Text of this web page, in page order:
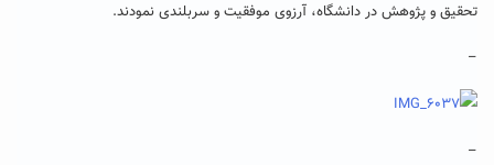
تحقیق و پژوهش در دانشگاه، آرزوی موفقیت و سربلندی نمودند.
–
–